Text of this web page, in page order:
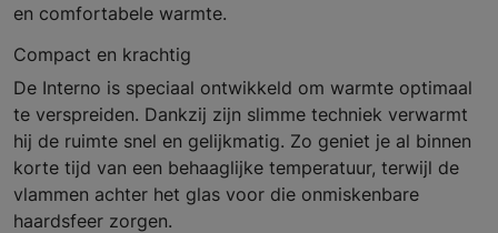
en comfortabele warmte.
Compact en krachtig
De Interno is speciaal ontwikkeld om warmte optimaal
te verspreiden. Dankzij zijn slimme techniek verwarmt
hij de ruimte snel en gelijkmatig. Zo geniet je al binnen
korte tijd van een behaaglijke temperatuur, terwijl de
vlammen achter het glas voor die onmiskenbare
haardsfeer zorgen.